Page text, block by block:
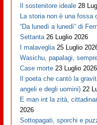
Il sostenitore ideale 28
La storia non è una fossa
“Da lunedì a lunedì” di
Settanta 26 Luglio 2026
I malaveglia 25 Luglio
Wasichu, papalagi,
Case morte 23 Luglio 2026
Il poeta che cantò la
angeli e degli uomini) 22
E man int la zità,
2026
Sottopagati, sporchi e